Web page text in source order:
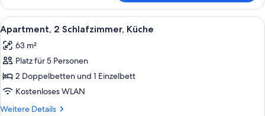
2 Doppelbetten,
Küche
Alle
Fotos
für
Apartment,
2 Schlafzimmer,
Küche
anzeigen
Ein modernes Schlafzimmer mit
7
Apartment, 2 Schlafzimmer, Küche
63 m²
Platz für 5 Personen
2 Doppelbetten und 1 Einzelbett
Kostenloses WLAN
Weitere Details
Weitere